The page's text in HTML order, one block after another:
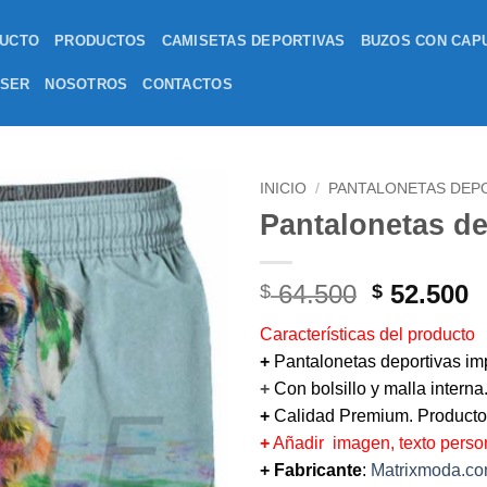
PRODUCTOS CAMISETAS DEPORTIVAS BUZOS CON
NOSOTROS CONTACTOS
INICIO / PANTALONETAS
Pantalonetas
$64.500 El
original
era:
$ 64.500.
$ 52.500
Características del producto
+ Pantalonetas deportivas
+ Con bolsillo y malla
+ Calidad Premium.
+Añadir imagen, texto
+ Fabricante: